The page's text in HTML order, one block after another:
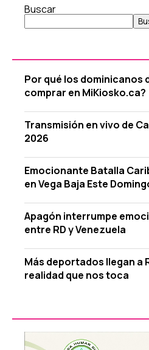
Buscar
Por qué los
comprar en MiKiosko.ca?
Transmisión en vivo de
2026
Emocionante Batalla
en Vega Baja Este
Apagón interrumpe
entre RD y Venezuela
Más deportados llegan a
realidad que nos toca